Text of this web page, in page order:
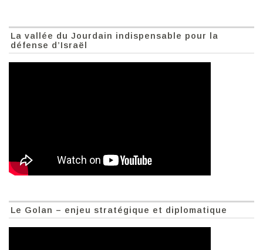
La vallée du Jourdain indispensable pour la
défense d’Israël
Le Golan – enjeu stratégique et diplomatique